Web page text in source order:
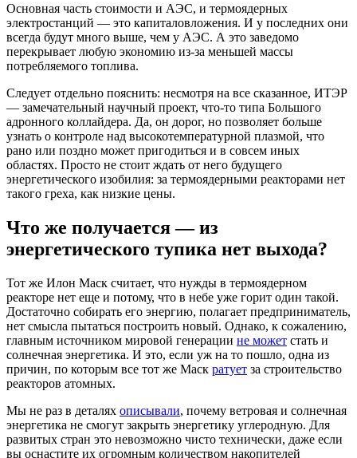
Основная часть стоимости и АЭС, и термоядерных
электростанций — это капиталовложения. И у последних они
всегда будут много выше, чем у АЭС. А это заведомо
перекрывает любую экономию из-за меньшей массы
потребляемого топлива.
Следует отдельно пояснить: несмотря на все сказанное, ИТЭР
— замечательный научный проект, что-то типа Большого
адронного коллайдера. Да, он дорог, но позволяет больше
узнать о контроле над высокотемпературной плазмой, что
рано или поздно может пригодиться и в совсем иных
областях. Просто не стоит ждать от него будущего
энергетического изобилия: за термоядерными реакторами нет
такого греха, как низкие цены.
Что же получается — из
энергетического тупика нет выхода?
Тот же Илон Маск считает, что нужды в термоядерном
реакторе нет еще и потому, что в небе уже горит один такой.
Достаточно собирать его энергию, полагает предприниматель,
нет смысла пытаться построить новый. Однако, к сожалению,
главным источником мировой генерации не может стать и
солнечная энергетика. И это, если уж на то пошло, одна из
причин, по которым все тот же Маск ратует за строительство
реакторов атомных.
Мы не раз в деталях описывали, почему ветровая и солнечная
энергетика не смогут закрыть энергетику углеродную. Для
развитых стран это невозможно чисто технически, даже если
вы оснастите их огромным количеством накопителей